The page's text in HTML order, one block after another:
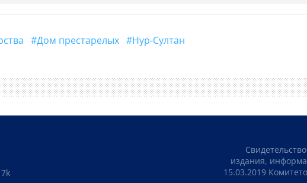
#Дом престарелых #Нур-Султан
издания,
15.03.2019